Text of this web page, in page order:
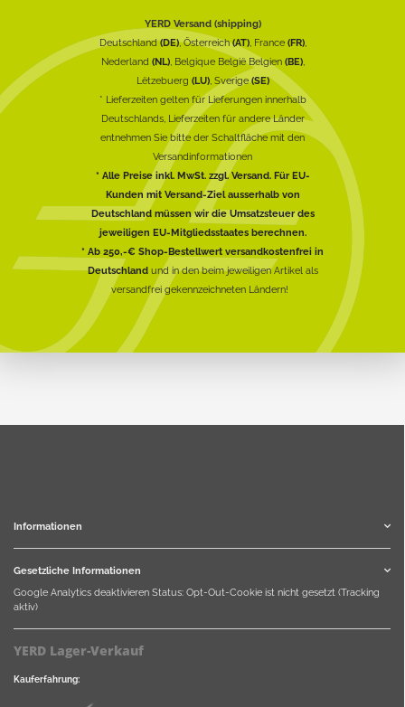
YERD Versand (shipping)
Deutschland(DE), Österreich(AT), France (FR),
Nederland (NL), Belgique België Belgien (BE),
Lëtzebuerg (LU), Sverige(SE)
* Lieferzeiten gelten für Lieferungen innerhalb
Deutschlands, Lieferzeiten für andere Länder
entnehmen Sie bitte der Schaltfläche mit den
Versandinformationen
* Alle Preise inkl. MwSt. zzgl. Versand. Für EU-
Kunden mit Versand-Ziel ausserhalb von
Deutschland müssen wir die Umsatzsteuer des
jeweiligen EU-Mitgliedsstaates berechnen.
* Ab 250,-€ Shop-Bestellwert versandkostenfrei in
Deutschlandund in den beim jeweiligen Artikel als
versandfrei gekennzeichneten Ländern!
Informationen
Gesetzliche Informationen
Google Analytics deaktivieren Status: Opt-Out-Cookie ist nicht gesetzt (Tracking
aktiv)
YERD Lager-Verkauf
Kauferfahrung: